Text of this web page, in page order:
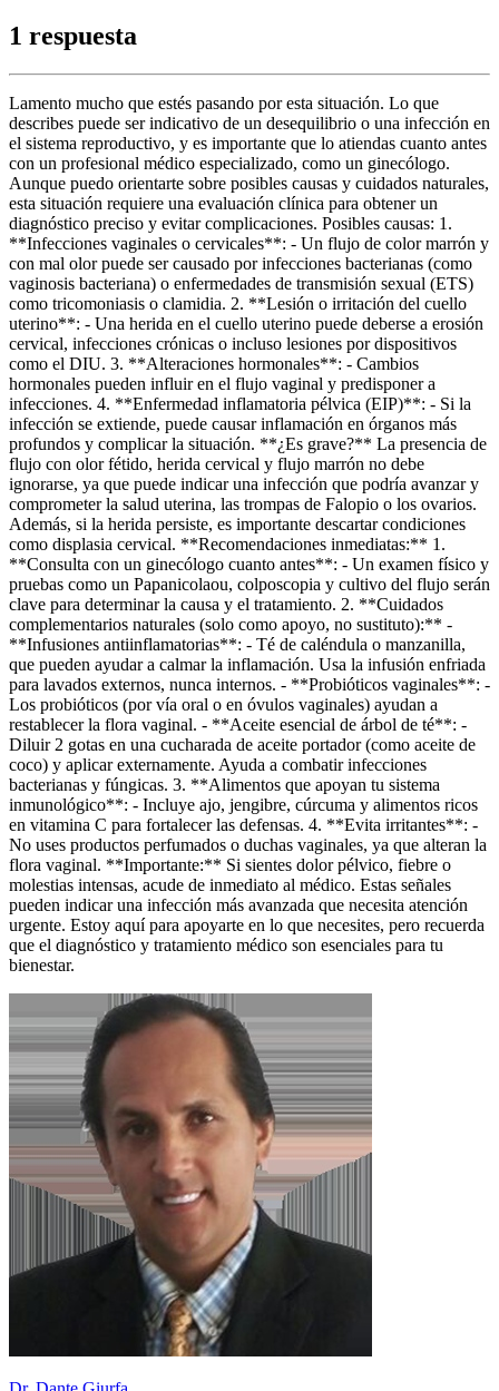
1 respuesta
Lamento mucho que estés pasando por esta situación. Lo que
describes puede ser indicativo de un desequilibrio o una infección en
el sistema reproductivo, y es importante que lo atiendas cuanto antes
con un profesional médico especializado, como un ginecólogo.
Aunque puedo orientarte sobre posibles causas y cuidados naturales,
esta situación requiere una evaluación clínica para obtener un
diagnóstico preciso y evitar complicaciones. Posibles causas: 1.
**Infecciones vaginales o cervicales**: - Un flujo de color marrón y
con mal olor puede ser causado por infecciones bacterianas (como
vaginosis bacteriana) o enfermedades de transmisión sexual (ETS)
como tricomoniasis o clamidia. 2. **Lesión o irritación del cuello
uterino**: - Una herida en el cuello uterino puede deberse a erosión
cervical, infecciones crónicas o incluso lesiones por dispositivos
como el DIU. 3. **Alteraciones hormonales**: - Cambios
hormonales pueden influir en el flujo vaginal y predisponer a
infecciones. 4. **Enfermedad inflamatoria pélvica (EIP)**: - Si la
infección se extiende, puede causar inflamación en órganos más
profundos y complicar la situación. **¿Es grave?** La presencia de
flujo con olor fétido, herida cervical y flujo marrón no debe
ignorarse, ya que puede indicar una infección que podría avanzar y
comprometer la salud uterina, las trompas de Falopio o los ovarios.
Además, si la herida persiste, es importante descartar condiciones
como displasia cervical. **Recomendaciones inmediatas:** 1.
**Consulta con un ginecólogo cuanto antes**: - Un examen físico y
pruebas como un Papanicolaou, colposcopia y cultivo del flujo serán
clave para determinar la causa y el tratamiento. 2. **Cuidados
complementarios naturales (solo como apoyo, no sustituto):** -
**Infusiones antiinflamatorias**: - Té de caléndula o manzanilla,
que pueden ayudar a calmar la inflamación. Usa la infusión enfriada
para lavados externos, nunca internos. - **Probióticos vaginales**: -
Los probióticos (por vía oral o en óvulos vaginales) ayudan a
restablecer la flora vaginal. - **Aceite esencial de árbol de té**: -
Diluir 2 gotas en una cucharada de aceite portador (como aceite de
coco) y aplicar externamente. Ayuda a combatir infecciones
bacterianas y fúngicas. 3. **Alimentos que apoyan tu sistema
inmunológico**: - Incluye ajo, jengibre, cúrcuma y alimentos ricos
en vitamina C para fortalecer las defensas. 4. **Evita irritantes**: -
No uses productos perfumados o duchas vaginales, ya que alteran la
flora vaginal. **Importante:** Si sientes dolor pélvico, fiebre o
molestias intensas, acude de inmediato al médico. Estas señales
pueden indicar una infección más avanzada que necesita atención
urgente. Estoy aquí para apoyarte en lo que necesites, pero recuerda
que el diagnóstico y tratamiento médico son esenciales para tu
bienestar.